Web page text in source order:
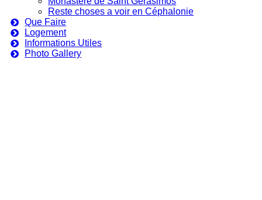
Reste choses a voir en Céphalonie
Que Faire
Logement
Informations Utiles
Photo Gallery